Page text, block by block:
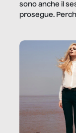
sono anche il
prosegue.
trae un
quale e come.